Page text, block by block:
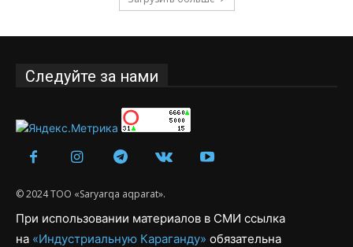
Следуйте за нами
© 2024 ТОО «Saryarqa aqparat».
При использовании материалов в СМИ ссылка
на «Индустриальную Караганду» обязательна